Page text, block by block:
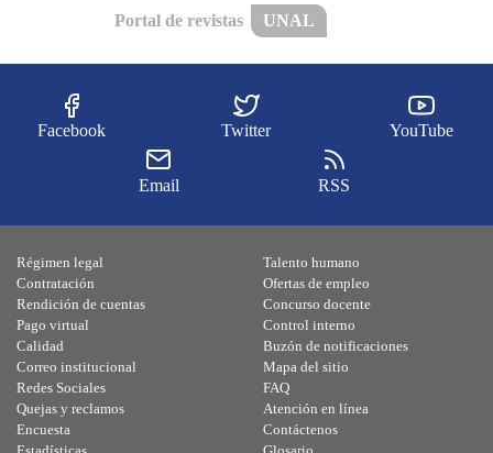
Portal de revistas UNAL
Facebook Twitter YouTube
Email RSS
Régimen legal
Contratación
Rendición de cuentas
Pago virtual
Calidad
Talento humano
Ofertas de empleo
Concurso docente
Control interno
Buzón de notificaciones
Correo institucional
Redes Sociales
Quejas y reclamos
Encuesta
Mapa del sitio
FAQ
Atención en línea
Contáctenos